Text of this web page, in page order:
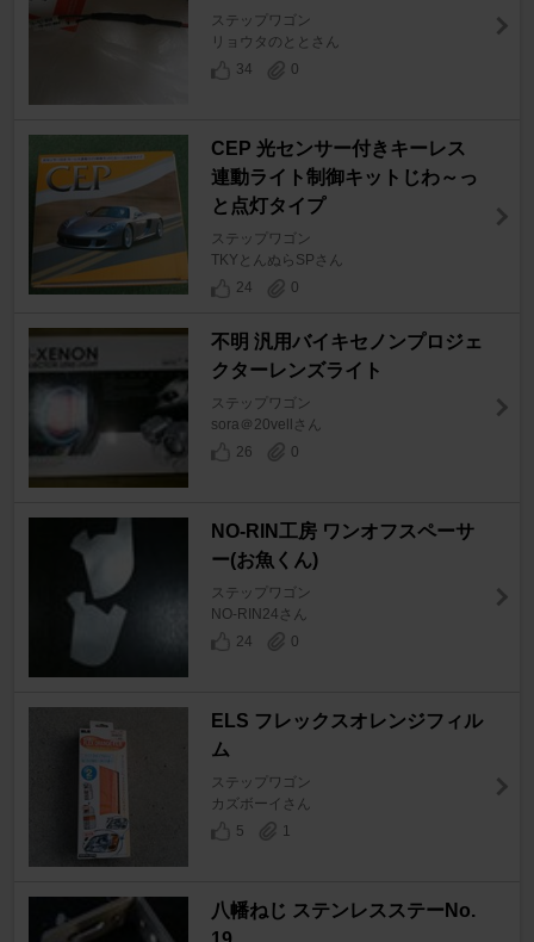
ステップワゴン
リョウタのととさん
34
0
CEP 光センサー付きキーレス
連動ライト制御キットじわ～っ
と点灯タイプ
ステップワゴン
TKYとんぬらSPさん
24
0
不明 汎用バイキセノンプロジェ
クターレンズライト
ステップワゴン
sora＠20vellさん
26
0
NO-RIN工房 ワンオフスペーサ
ー(お魚くん)
ステップワゴン
NO-RIN24さん
24
0
ELS フレックスオレンジフィル
ム
ステップワゴン
カズボーイさん
5
1
八幡ねじ ステンレスステーNo.